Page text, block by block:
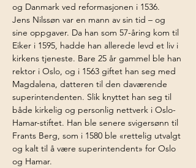
og Danmark ved reformasjonen i 1536.
Jens Nilssøn var en mann av sin tid – og
sine oppgaver. Da han som 57-åring kom til
Eiker i 1595, hadde han allerede levd et liv i
kirkens tjeneste. Bare 25 år gammel ble han
rektor i Oslo, og i 1563 giftet han seg med
Magdalena, datteren til den daværende
superintendenten. Slik knyttet han seg til
både kirkelig og personlig nettverk i Oslo-
Hamar-stiftet. Han ble senere svigersønn til
Frants Berg, som i 1580 ble «rettelig utvalgt
og kalt til å være superintendent» for Oslo
og Hamar.